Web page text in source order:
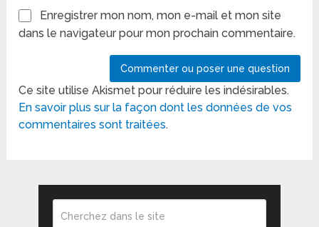
Enregistrer mon nom, mon e-mail et mon site
dans le navigateur pour mon prochain commentaire.
Ce site utilise Akismet pour réduire les indésirables.
En savoir plus sur la façon dont les données de vos
commentaires sont traitées.